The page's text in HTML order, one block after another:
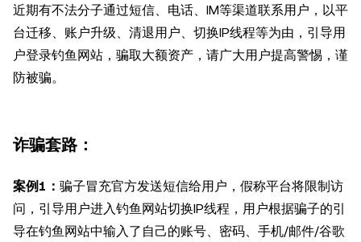
近期有不法分子通过短信、电话、IM等渠道联系用户，以平
台迁移、账户升级、清退用户、切换IP线程等为由，引导用
户登录钓鱼网站，骗取大额资产，请广大用户提高警惕，谨
防被骗。
诈骗套路：
案例1： 骗子冒充官方发送短信给用户，假称平台将限制访
问，引导用户进入钓鱼网站切换IP线程，用户根据骗子的引
导在钓鱼网站中输入了自己的账号、密码、手机/邮件/谷歌